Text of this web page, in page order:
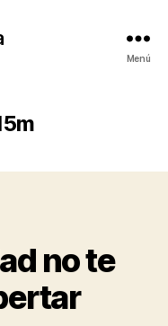
Menú
no te